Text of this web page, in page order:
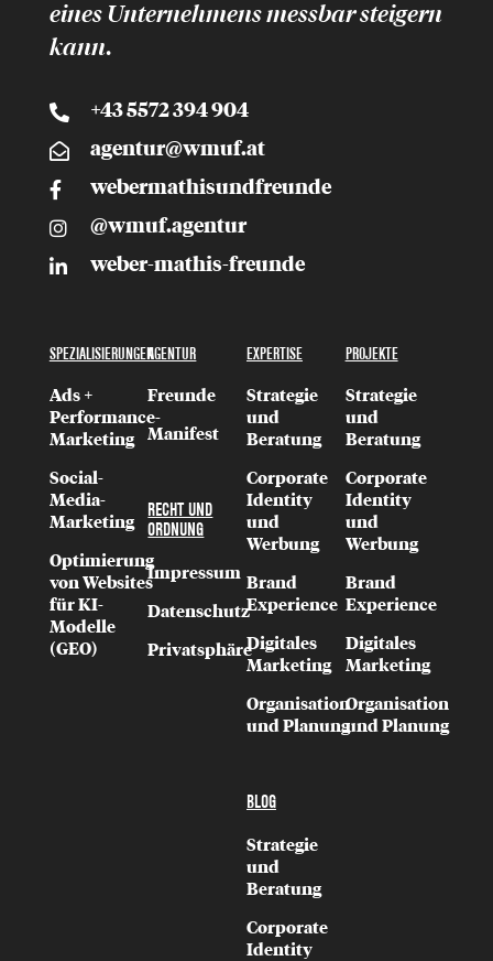
eines Unternehmens messbarsteigern
kann.
+43 5572 394 904
agentur@wmuf.at
webermathisundfreunde
@wmuf.agentur
weber-mathis-freunde
AGENTUR
Freunde
Manifest
RECHT UND
ORDNUNG
Impressum
Datenschutz
Privatsphäre
EXPERTISE
Strategie
und
Beratung
Corporate
Identity
und
Werbung
Brand
Experience
Digitales
Marketing
Organisation
und Planung
BLOG
Strategie
und
Beratung
Corporate
Identity
PROJEKTE
Strategie
und
Beratung
Corporate
Identity
und
Werbung
Brand
Experience
Digitales
Marketing
Organisation
und Planung
SPEZIALISIERUNGEN
Ads +
Performance-
Marketing
Social-
Media-
Marketing
Optimierung
von Websites
für KI-
Modelle
(GEO)